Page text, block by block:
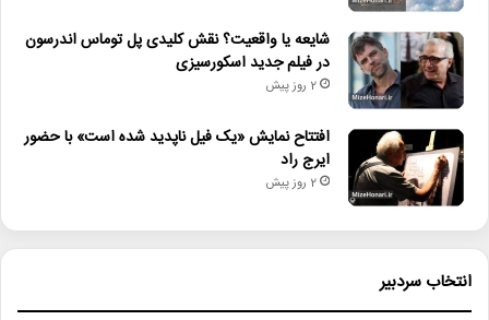
• راهیابی ۲ انیمیشن کوتاه به سی‌امین جشنواره فیلم رود آیلند
• شایعه یا واقعیت؟ نقش کلیدی پل توماس اندرسون در فیلم جدید
اسکورسیزی
• افتتاح نمایش «یک فیل ناپدید شده است» با حضور ایرج راد
• جزئیات اکران مستند «ماسک» منتشر شد
حوزه_هنری فاطمیه
محمدعلی_نادری
هنر_انقلاب_اسلامی
هنر_تجسمی وداع_آخر
شایعه یا واقعیت؟ نقش کلیدی پل توماس اندرسون
در فیلم جدید اسکورسیزی
2 روز پیش
افتتاح نمایش «یک فیل ناپدید شده است» با حضور
ایرج راد
2 روز پیش
انتخاب سردبیر